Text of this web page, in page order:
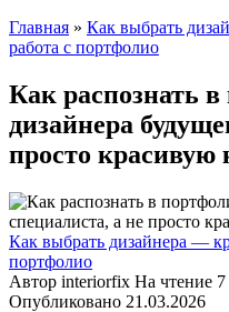
Главная » Как выбрать
работа с портфолио
Как распознать
дизайнера
просто красивую
Как выбрать дизайнера —
портфолио
Автор interiorfix На чтение
Опубликовано 21.03.2026